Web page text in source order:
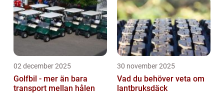
02 december 2025
Golfbil - mer än bara
transport mellan hålen
30 november 2025
Vad du behöver veta om
lantbruksdäck